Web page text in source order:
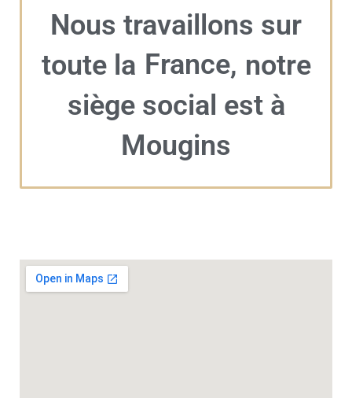
Nous travaillons sur
toute la France, notre
siège social est à
Mougins